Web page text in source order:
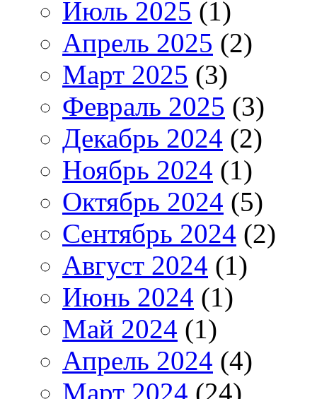
Июль 2025 (1)
Апрель 2025 (2)
Март 2025 (3)
Февраль 2025 (3)
Декабрь 2024 (2)
Ноябрь 2024 (1)
Октябрь 2024 (5)
Сентябрь 2024 (2)
Август 2024 (1)
Июнь 2024 (1)
Май 2024 (1)
Апрель 2024 (4)
Март 2024 (24)